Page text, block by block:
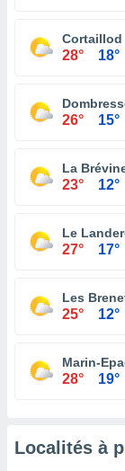
Cortaillod
28° 18°
26° 15°
La
23° 12°
Le
27° 17°
Les
25° 12°
Marin-
28° 19°
Localités à